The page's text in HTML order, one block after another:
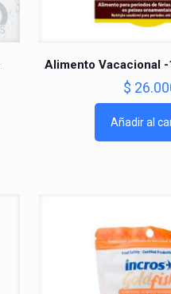
Alimento Vacacional
$
Añadir al